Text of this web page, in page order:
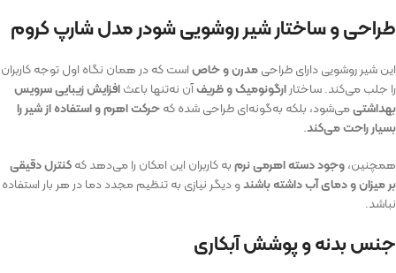
طراحی و ساختار شیر روشویی شودر مدل شارپ کروم
این شیر روشویی دارای طراحیمدرن و خاصاست که در همان نگاه اول توجه کاربران
را جلب می‌کند. ساختارارگونومیک و ظریفآن نه‌تنها باعثافزایش زیبایی سرویس
بهداشتیمی‌شود، بلکه به‌گونه‌ای طراحی شده کهحرکت اهرم و استفاده از شیر را
بسیار راحت می‌کند.
همچنین،وجود دسته اهرمی نرمبه کاربران این امکان را می‌دهد کهکنترل دقیقی
بر میزان و دمای آب داشته باشندو دیگر نیازی به تنظیم مجدد دما در هر بار استفاده
نباشد.
جنس بدنه و پوشش آبکاری